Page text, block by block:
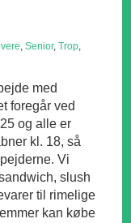
,Senior,Trop,
med
foregår ved
og alle er
kl. 18, så
Vi
slush
til rimelige
kan købe